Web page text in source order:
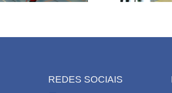
REDES SOCIAIS